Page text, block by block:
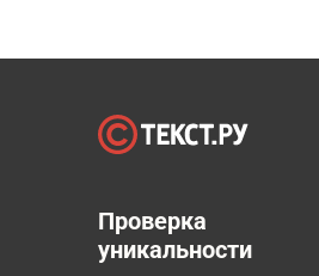
Проверка
уникальности